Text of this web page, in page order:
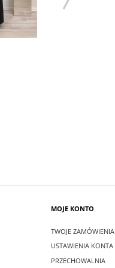
MOJE KONTO
TWOJE ZAMÓWIENIA
USTAWIENIA KONTA
PRZECHOWALNIA